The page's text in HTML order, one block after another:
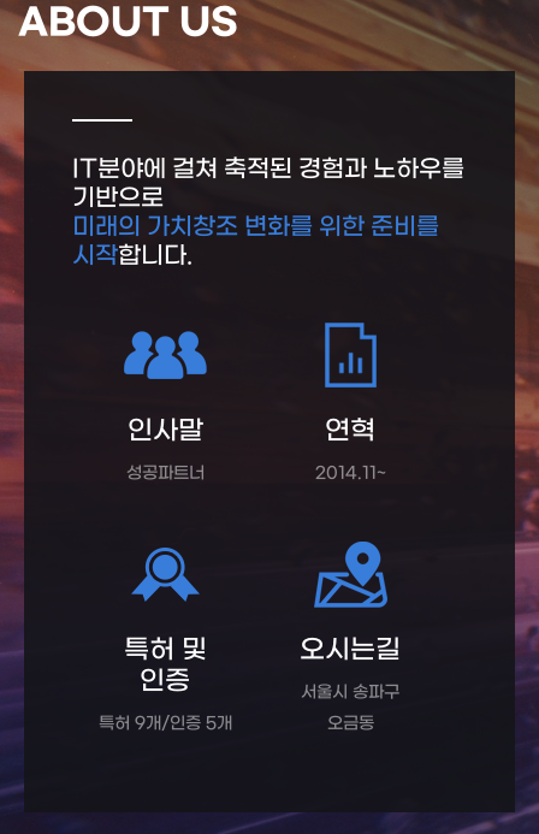
ABOUT US
IT분야에 걸쳐 축적된 경험과 노하우를
기반으로
미래의 가치창조 변화를 위한 준비를
시작합니다.
인사말
성공파트너
연혁
2014.11~
특허 및
인증
특허 9개/인증 5개
오시는길
서울시 송파구
오금동